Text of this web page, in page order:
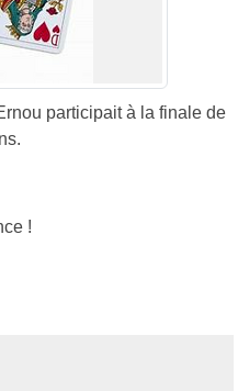
participait à la finale de
!